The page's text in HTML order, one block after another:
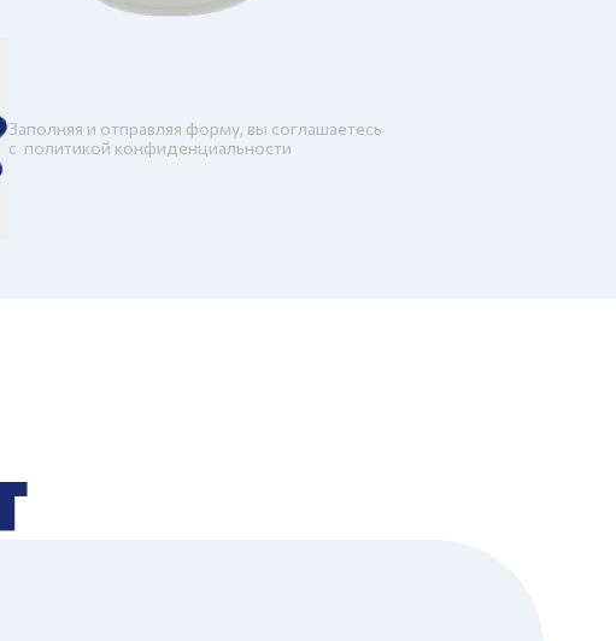
Заполняя и отправляя форму, вы соглашаетесь
c политикой конфиденциальности